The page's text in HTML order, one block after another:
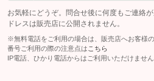
お気軽にどうぞ。問合せ後に何度もご連絡
ドレスは販売店に公開されません。
※無料電話をご利用の場合は、販売店へお客様
番号ご利用の際の注意点は こちら
IP電話、ひかり電話からはご利用いただけません